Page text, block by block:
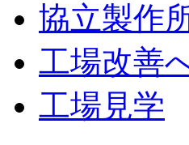
協立製作
工場改善
工場見学